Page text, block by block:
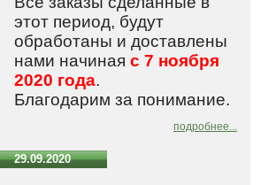
этот период, будут
обработаны и доставлены
нами начиная с 7 ноября
2020 года.
Благодарим за понимание.
подробнее...
29.09.2020